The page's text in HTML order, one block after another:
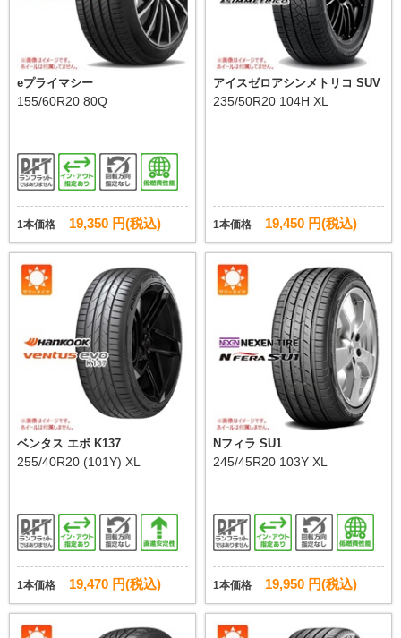
eプライマシー
155/60R20 80Q
1本価格 19,350 円(税込)
アイスゼロアシンメトリコ SUV
235/50R20 104H XL
1本価格 19,450 円(税込)
ベンタス エボ K137
255/40R20 (101Y) XL
1本価格 19,470 円(税込)
Nフィラ SU1
245/45R20 103Y XL
1本価格 19,950 円(税込)